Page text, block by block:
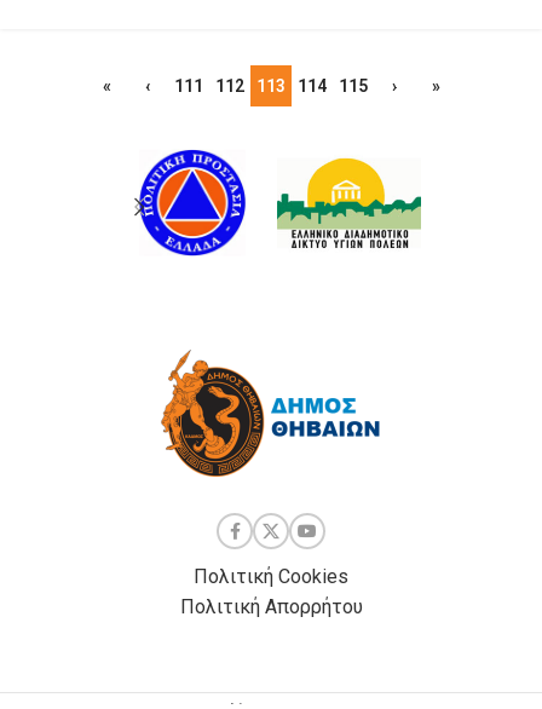
« ‹ 111 112 113 114 115 › »
Πολιτική Cookies
Πολιτική Απορρήτου